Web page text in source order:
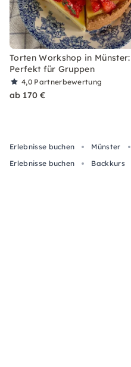
Torten Workshop in Münster:
Perfekt für Gruppen
4,0 Partnerbewertung
ab 170 €
Erlebnisse buchen Münster
Erlebnisse buchen
Backkurs